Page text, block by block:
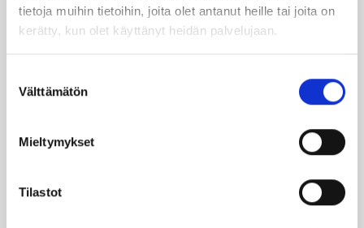
tietoja muihin tietoihin, joita olet antanut heille tai joita on
kerätty, kun olet käyttänyt heidän palvelujaan.
valinta
Välttämätön
Mieltymykset
Tilastot
Face­bookIns­ta­gram
Läm­möl­lä on ener­gia­te­hok­kuus­so­pi­mus
Höy­lä IV:n kulut­ta­ja­tie­do­tus­ka­na­va. Läm­
möl­lä-leh­ti uuti­soi ja taus­toit­taa ajan­koh­
tai­sia asioi­ta öljy­läm­mi­tyk­ses­tä ja laa­jem­